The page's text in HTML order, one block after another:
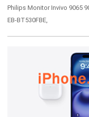
Philips Monitor Invivo 9065
EB-BT530FBE,